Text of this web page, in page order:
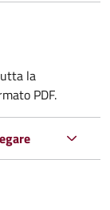
la
PDF.